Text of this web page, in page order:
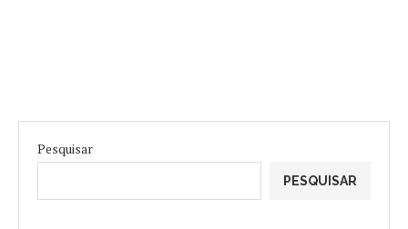
Pesquisar
PESQUISAR